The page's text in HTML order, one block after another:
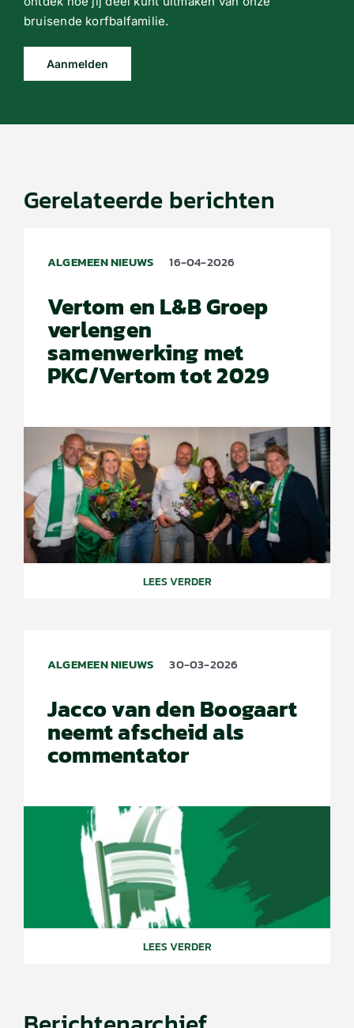
bruisende korfbalfamilie.
Aanmelden
Gerelateerde berichten
ALGEMEEN NIEUWS 16-04-2026
Vertom en L&B Groep
verlengen
samenwerking met
PKC/Vertom tot 2029
LEES VERDER
ALGEMEEN NIEUWS 30-03-2026
Jacco van den Boogaart
neemt afscheid als
commentator
LEES VERDER